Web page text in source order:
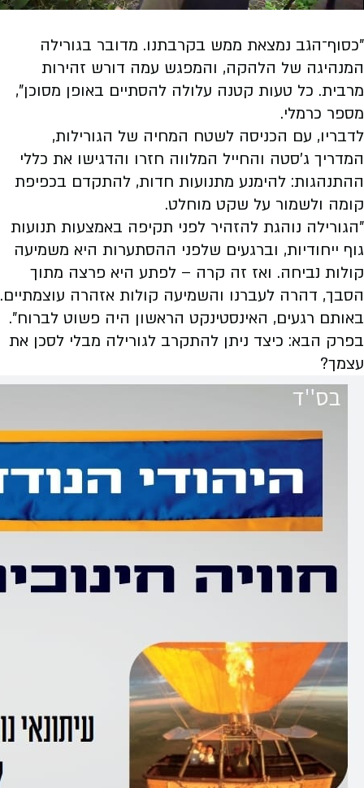
Video
"כסוף־הגב נמצאת ממש בקרבתנו. מדובר בגורילה
המנהיגה של הלהקה, והמפגש עמה דורש זהירות
מרבית. כל טעות קטנה עלולה להסתיים באופן מסוכן",
מספר כרמלי.
לדבריו, עם הכניסה לשטח המחיה של הגורילות,
המדריך ג'סטה והחייל המלווה חזרו והדגישו את כללי
ההתנהגות: להימנע מתנועות חדות, להתקדם בכפיפת
קומה ולשמור על שקט מוחלט.
"הגורילה נוהגת להזהיר לפני תקיפה באמצעות תנועות
גוף ייחודיות, וברגעים שלפני ההסתערות היא משמיעה
קולות נביחה. ואז זה קרה – לפתע היא פרצה מתוך
הסבך, דהרה לעברנו והשמיעה קולות אזהרה עוצמתיים.
באותם רגעים, האינסטינקט הראשון היה פשוט לברוח".
בפרק הבא: כיצד ניתן להתקרב לגורילה מבלי לסכן את
עצמך?